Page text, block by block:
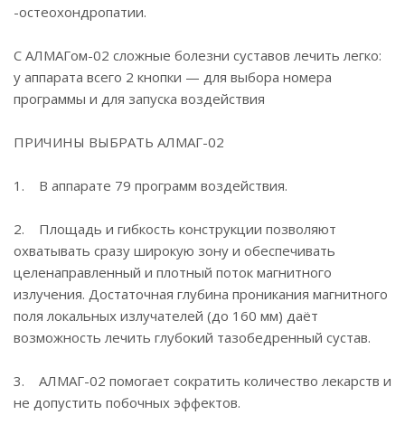
-остеохондропатии.
С АЛМАГом-02 сложные болезни суставов лечить легко:
у аппарата всего 2 кнопки — для выбора номера
программы и для запуска воздействия
ПРИЧИНЫ ВЫБРАТЬ АЛМАГ-02
1. В аппарате 79 программ воздействия.
2. Площадь и гибкость конструкции позволяют
охватывать сразу широкую зону и обеспечивать
целенаправленный и плотный поток магнитного
излучения. Достаточная глубина проникания магнитного
поля локальных излучателей (до 160 мм) даёт
возможность лечить глубокий тазобедренный сустав.
3. АЛМАГ-02 помогает сократить количество лекарств и
не допустить побочных эффектов.